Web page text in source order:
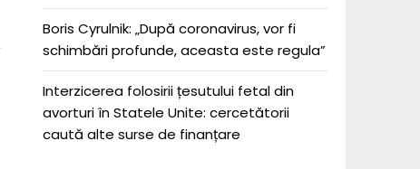
Boris Cyrulnik: „După coronavirus, vor fi
schimbări profunde, aceasta este regula”
Interzicerea folosirii țesutului fetal din
avorturi în Statele Unite: cercetătorii
caută alte surse de finanțare